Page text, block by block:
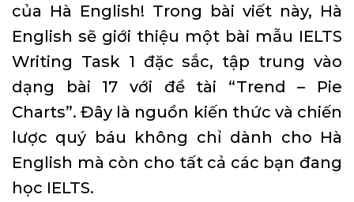
của Hà English! Trong bài viết này, Hà
English sẽ giới thiệu một bài mẫu IELTS
Writing Task 1 đặc sắc, tập trung vào
dạng bài 17 với đề tài “Trend – Pie
Charts”. Đây là nguồn kiến thức và chiến
lược quý báu không chỉ dành cho Hà
English mà còn cho tất cả các bạn đang
học IELTS.